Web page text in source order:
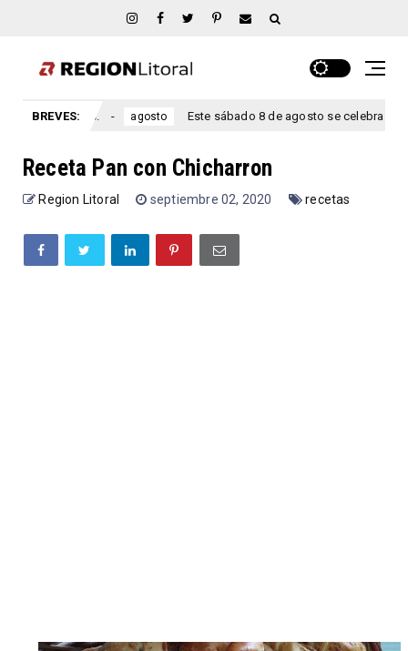
BREVES:
Ríos. agosto Este sábado 8 de agosto se celebra el
Receta Pan con Chicharron
Region Litoral septiembre 02, 2020 recetas